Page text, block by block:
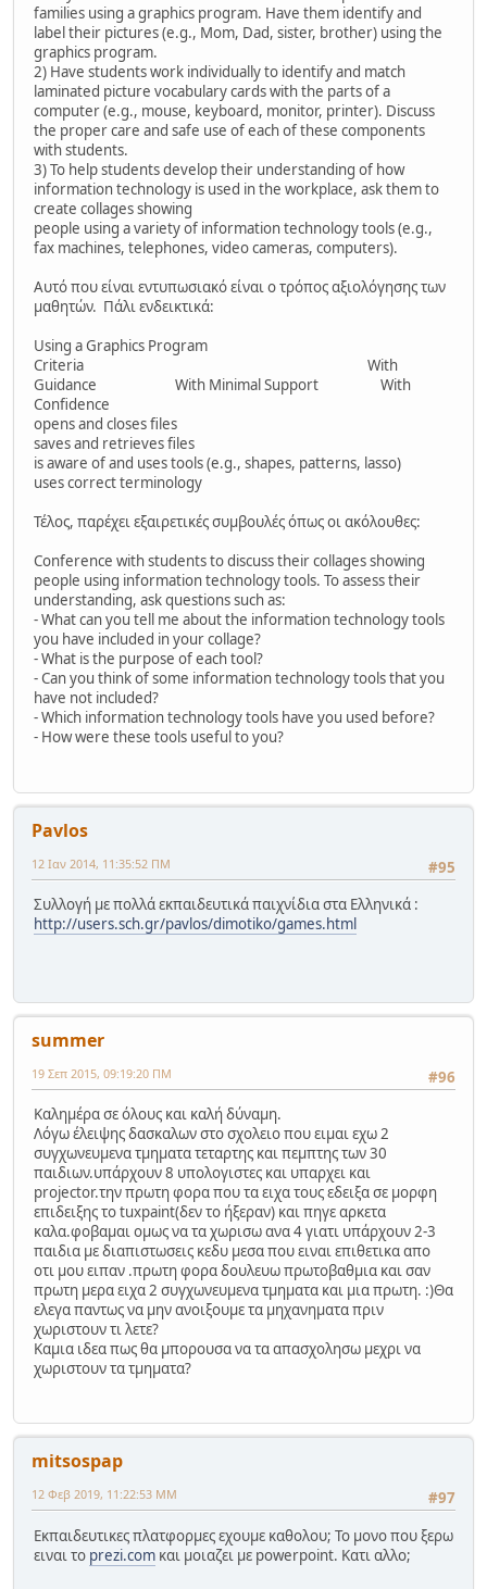
families using a graphics program. Have them identify and
label their pictures (e.g., Mom, Dad, sister, brother) using the
graphics program.
2) Have students work individually to identify and match
laminated picture vocabulary cards with the parts of a
computer (e.g., mouse, keyboard, monitor, printer). Discuss
the proper care and safe use of each of these components
with students.
3) To help students develop their understanding of how
information technology is used in the workplace, ask them to
create collages showing
people using a variety of information technology tools (e.g.,
fax machines, telephones, video cameras, computers).
Αυτό που είναι εντυπωσιακό είναι ο τρόπος αξιολόγησης των
μαθητών. Πάλι ενδεικτικά:
Using a Graphics Program
Criteria With
Guidance With Minimal Support With
Confidence
opens and closes files
saves and retrieves files
is aware of and uses tools (e.g., shapes, patterns, lasso)
uses correct terminology
Τέλος, παρέχει εξαιρετικές συμβουλές όπως οι ακόλουθες:
Conference with students to discuss their collages showing
people using information technology tools. To assess their
understanding, ask questions such as:
- What can you tell me about the information technology tools
you have included in your collage?
- What is the purpose of each tool?
- Can you think of some information technology tools that you
have not included?
- Which information technology tools have you used before?
- How were these tools useful to you?
Pavlos
#95
12 Ιαν 2014, 11:35:52 ΠΜ
Συλλογή με πολλά εκπαιδευτικά παιχνίδια στα Ελληνικά :
http://users.sch.gr/pavlos/dimotiko/games.html
summer
#96
19 Σεπ 2015, 09:19:20 ΠΜ
Καλημέρα σε όλους και καλή δύναμη.
Λόγω έλειψης δασκαλων στο σχολειο που ειμαι εχω 2
συγχωνευμενα τμηματα τεταρτης και πεμπτης των 30
παιδιων.υπάρχουν 8 υπολογιστες και υπαρχει και
projector.την πρωτη φορα που τα ειχα τους εδειξα σε μορφη
επιδειξης το tuxpaint(δεν το ήξεραν) και πηγε αρκετα
καλα.φοβαμαι ομως να τα χωρισω ανα 4 γιατι υπάρχουν 2-3
παιδια με διαπιστωσεις κεδυ μεσα που ειναι επιθετικα απο
οτι μου ειπαν .πρωτη φορα δουλευω πρωτοβαθμια και σαν
πρωτη μερα ειχα 2 συγχωνευμενα τμηματα και μια πρωτη. :)Θα
ελεγα παντως να μην ανοιξουμε τα μηχανηματα πριν
χωριστουν τι λετε?
Καμια ιδεα πως θα μπορουσα να τα απασχολησω μεχρι να
χωριστουν τα τμηματα?
mitsospap
#97
12 Φεβ 2019, 11:22:53 ΜΜ
Εκπαιδευτικες πλατφορμες εχουμε καθολου; Το μονο που ξερω
ειναι το prezi.com και μοιαζει με powerpoint. Κατι αλλο;